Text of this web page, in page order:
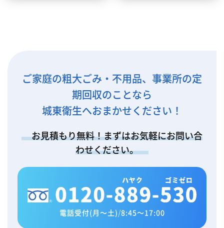
ご家庭の粗大ごみ・不用品、事業所の定
期回収のことなら
城東衛生へおまかせください！
お見積もり無料！まずはお気軽にお問い合
わせください。
電話受付(月～土) /8:45～17:00